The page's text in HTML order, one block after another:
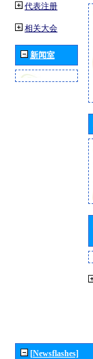
代表注册
相关大会
新闻室
[Newsflashes]